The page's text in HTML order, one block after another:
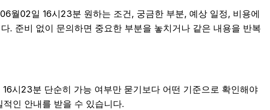
월02일 16시23분 원하는 조건, 궁금한 부분, 예상 일정, 비용에
. 준비 없이 문의하면 중요한 부분을 놓치거나 같은 내용을 반복
시23분 단순히 가능 여부만 묻기보다 어떤 기준으로 확인해야
인 안내를 받을 수 있습니다.